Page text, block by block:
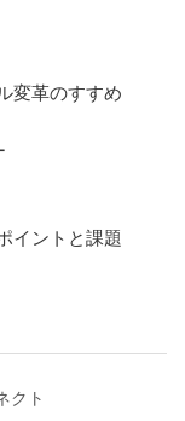
変革のすすめ
イントと課題
クト